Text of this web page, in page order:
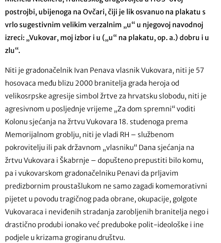
postrojbi, ubijenoga na Ovčari, čiji je lik osvanuo na plakatu s
vrlo sugestivnim velikim verzalnim „u“ u njegovoj navodnoj
izreci: „Vukovar, moj izbor i u („u“ na plakatu, op. a.) dobru i u
zlu“.
Niti je gradonačelnik Ivan Penava vlasnik Vukovara, niti je 57
hosovaca među blizu 2000 branitelja grada heroja od
velikosrpske agresije simbol žrtve za hrvatsku slobodu, niti je
agresivnom u posljednje vrijeme „Za dom spremni“ voditi
Kolonu sjećanja na žrtvu Vukovara 18. studenoga prema
Memorijalnom groblju, niti je vladi RH – službenom
pokrovitelju ili pak državnom „vlasniku“ Dana sjećanja na
žrtvu Vukovara i Škabrnje – dopušteno prepustiti bilo komu,
pa i vukovarskom gradonačelniku Penavi da prljavim
predizbornim proustašlukom ne samo zagadi komemorativni
pijetet u povodu tragičnog pada obrane, okupacije, golgote
Vukovaraca i neviđenih stradanja zarobljenih branitelja nego i
drastično produbi ionako već preduboke polit-ideološke i ine
podjele u krizama grogiranu društvu.